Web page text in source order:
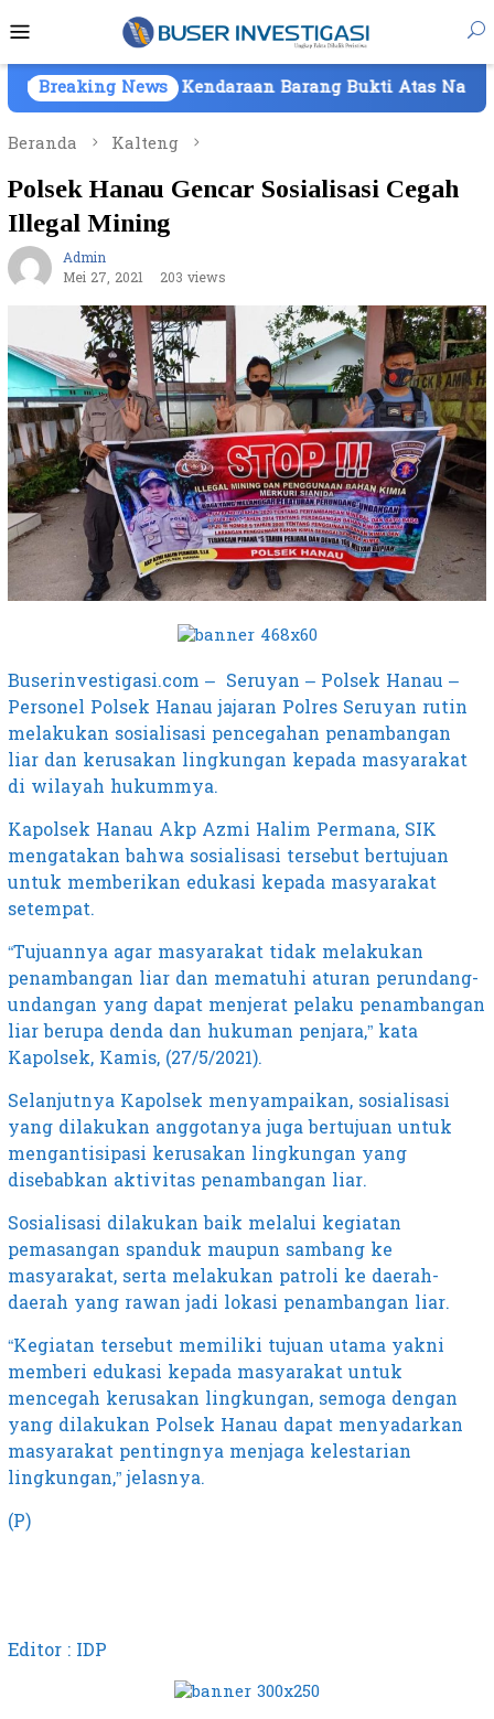
ke
kontenMobile
Breaking News
Kendaraan Barang Bukti Atas Nama PT Mitra
Beranda
Kalteng
Polsek Hanau Gencar Sosialisasi Cegah
Illegal Mining
Admin
Mei 27, 2021
203 views
Buserinvestigasi.com – Seruyan – Polsek Hanau –
Personel Polsek Hanau jajaran Polres Seruyan rutin
melakukan sosialisasi pencegahan penambangan
liar dan kerusakan lingkungan kepada masyarakat
di wilayah hukummya.
Kapolsek Hanau Akp Azmi Halim Permana, SIK
mengatakan bahwa sosialisasi tersebut bertujuan
untuk memberikan edukasi kepada masyarakat
setempat.
“Tujuannya agar masyarakat tidak melakukan
penambangan liar dan mematuhi aturan perundang-
undangan yang dapat menjerat pelaku penambangan
liar berupa denda dan hukuman penjara,” kata
Kapolsek, Kamis, (27/5/2021).
Selanjutnya Kapolsek menyampaikan, sosialisasi
yang dilakukan anggotanya juga bertujuan untuk
mengantisipasi kerusakan lingkungan yang
disebabkan aktivitas penambangan liar.
Sosialisasi dilakukan baik melalui kegiatan
pemasangan spanduk maupun sambang ke
masyarakat, serta melakukan patroli ke daerah-
daerah yang rawan jadi lokasi penambangan liar.
“Kegiatan tersebut memiliki tujuan utama yakni
memberi edukasi kepada masyarakat untuk
mencegah kerusakan lingkungan, semoga dengan
yang dilakukan Polsek Hanau dapat menyadarkan
masyarakat pentingnya menjaga kelestarian
lingkungan,” jelasnya.
(P)
Editor : IDP